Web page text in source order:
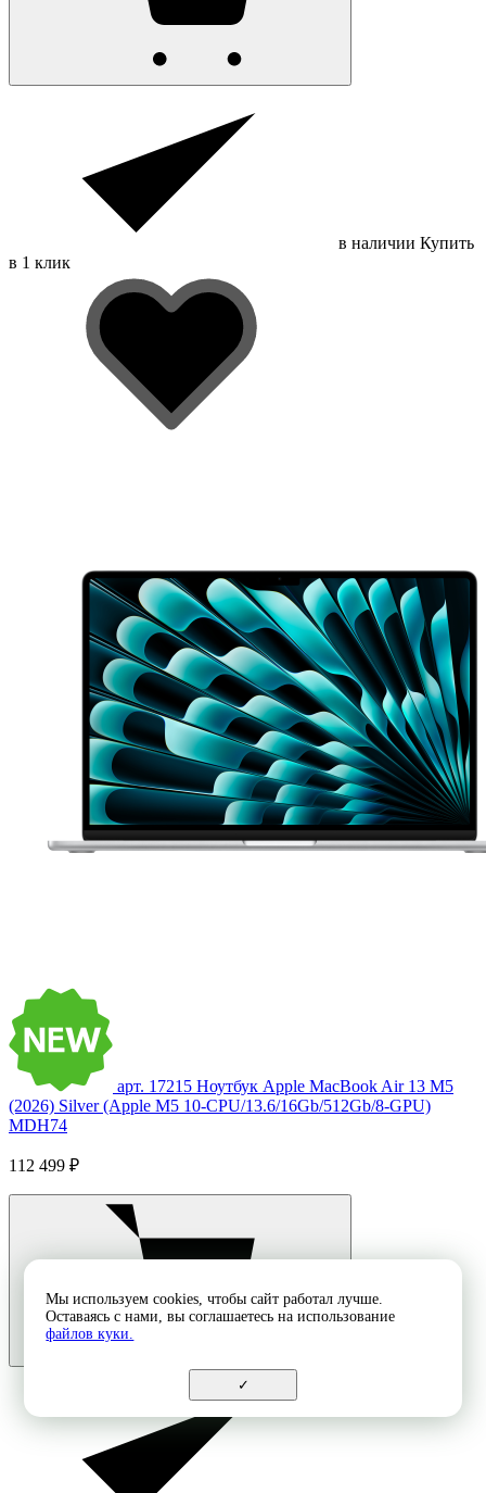
в наличии Купить
в 1 клик
арт. 17215 Ноутбук Apple MacBook Air 13 M5
(2026) Silver (Apple M5 10-CPU/13.6/16Gb/512Gb/8-GPU)
MDH74
112 499 ₽
Мы используем cookies, чтобы сайт работал лучше.
Оставаясь с нами, вы соглашаетесь на использование
файлов куки.
✓